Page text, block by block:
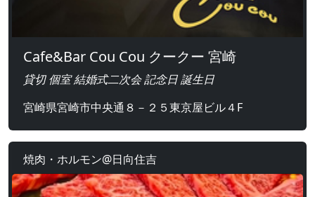
Cafe&Bar Cou Cou クークー 宮崎
貸切 個室 結婚式二次会 記念日 誕生日
宮崎県宮崎市中央通８－２５東京屋ビル４F
焼肉・ホルモン@日向住吉